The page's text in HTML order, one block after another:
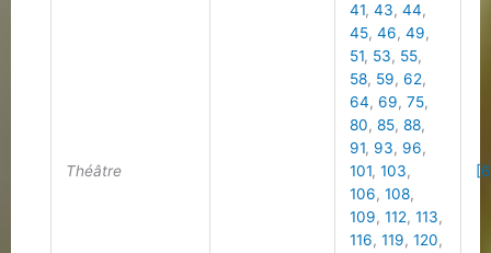
Théâtre
41,43,44,
45,46,49,
51, 53, 55,
58, 59,62,
64,69,75,
80,85,88,
91, 93, 96,
101,103,
106,108,
109,112,113,
116,119,120,